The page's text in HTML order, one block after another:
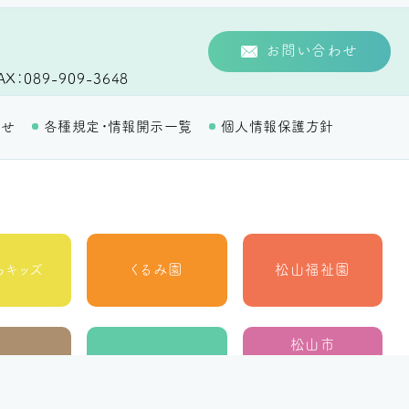
089-909-3648
お問い合わせ
各種規定・情報開示一覧 個人情報保護方針
キッズ くるみ園 松山福祉園
松山市